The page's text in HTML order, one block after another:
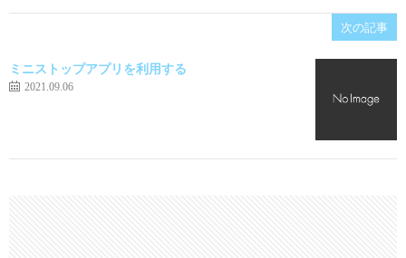
次の記事
ミニストップアプリを利用する
2021.09.06